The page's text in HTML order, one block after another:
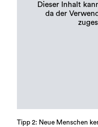
Dieser Inhalt
da der
Tipp 2: Neue Menschen